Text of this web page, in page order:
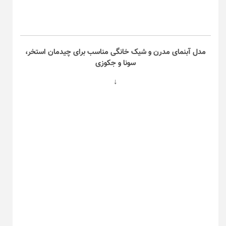
مدل آبنمای مدرن و شیک خانگی مناسب برای چیدمان استخر،
سونا و جکوزی
↓